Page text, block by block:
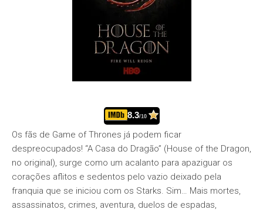
8.3/10
Os fãs de Game of Thrones já podem ficar
despreocupados! “A Casa do Dragão” (House of the Dragon,
no original), surge como um acalanto para apaziguar os
corações aflitos e sedentos pelo vazio deixado pela
franquia que se iniciou com os Starks. Sim… Mais mortes,
assassinatos, crimes, aventura, duelos de espadas,